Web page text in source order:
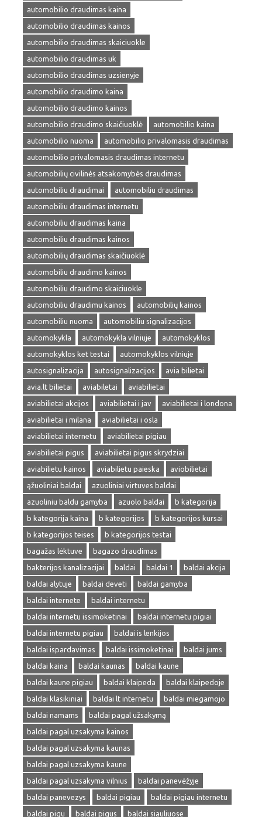
automobilio draudimas kaina
automobilio draudimas kainos
automobilio draudimas skaiciuokle
automobilio draudimas uk
automobilio draudimas uzsienyje
automobilio draudimo kaina
automobilio draudimo kainos
automobilio draudimo skaičiuoklė
automobilio kaina
automobilio nuoma
automobilio privalomasis draudimas
automobilio privalomasis draudimas internetu
automobilių civilinės atsakomybės draudimas
automobiliu draudimai
automobiliu draudimas
automobiliu draudimas internetu
automobiliu draudimas kaina
automobiliu draudimas kainos
automobilių draudimas skaičiuoklė
automobiliu draudimo kainos
automobiliu draudimo skaiciuokle
automobiliu draudimu kainos
automobilių kainos
automobiliu nuoma
automobiliu signalizacijos
automokykla
automokykla vilniuje
automokyklos
automokyklos ket testai
automokyklos vilniuje
autosignalizacija
autosignalizacijos
avia bilietai
avia.lt bilietai
aviabiletai
aviabilietai
aviabilietai akcijos
aviabilietai i jav
aviabilietai i londona
aviabilietai i milana
aviabilietai i osla
aviabilietai internetu
aviabilietai pigiau
aviabilietai pigus
aviabilietai pigus skrydziai
aviabilietu kainos
aviabilietu paieska
aviobilietai
ąžuoliniai baldai
azuoliniai virtuves baldai
azuoliniu baldu gamyba
azuolo baldai
b kategorija
b kategorija kaina
b kategorijos
b kategorijos kursai
b kategorijos teises
b kategorijos testai
bagažas lėktuve
bagazo draudimas
bakterijos kanalizacijai
baldai baldai 1
baldai akcija
baldai alytuje
baldai deveti
baldai gamyba
baldai internete
baldai internetu
baldai internetu issimoketinai
baldai internetu pigiai
baldai internetu pigiau
baldai is lenkijos
baldai ispardavimas
baldai issimoketinai
baldai jums
baldai kaina
baldai kaunas
baldai kaune
baldai kaune pigiau
baldai klaipeda
baldai klaipedoje
baldai klasikiniai
baldai lt internetu
baldai miegamojo
baldai namams
baldai pagal užsakymą
baldai pagal uzsakyma kainos
baldai pagal uzsakyma kaunas
baldai pagal uzsakyma kaune
baldai pagal uzsakyma vilnius
baldai panevėžyje
baldai panevezys
baldai pigiau
baldai pigiau internetu
baldai pigu
baldai pigus baldai siauliuose